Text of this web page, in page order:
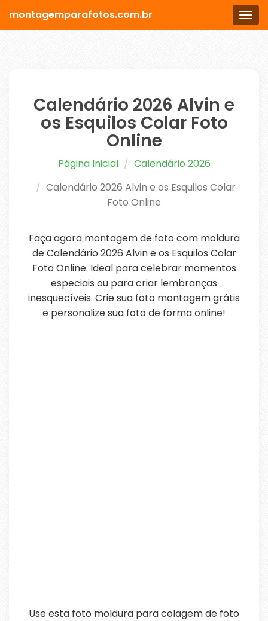
Menu
montagemparafotos.com.br
Calendário 2026 Alvin e
os Esquilos Colar Foto
Online
Página Inicial
Calendário 2026
Calendário 2026 Alvin e os Esquilos Colar
Foto Online
Faça agora montagem de foto com moldura
de Calendário 2026 Alvin e os Esquilos Colar
Foto Online. Ideal para celebrar momentos
especiais ou para criar lembranças
inesquecíveis. Crie sua foto montagem grátis
e personalize sua foto de forma online!
Use esta foto moldura para colagem de foto